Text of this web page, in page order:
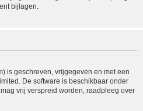
bijlagen.
is geschreven, vrijgegeven en met een
. De software is beschikbaar onder
vrij verspreid worden, raadpleeg over